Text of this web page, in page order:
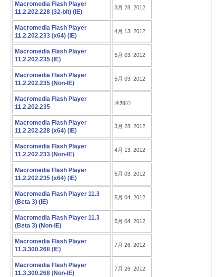
Macromedia Flash Player
11.2.202.228 (32-bit) (IE)
3月 28, 2012
Macromedia Flash Player
11.2.202.233 (x64) (IE)
4月 13, 2012
Macromedia Flash Player
11.2.202.235 (IE)
5月 03, 2012
Macromedia Flash Player
11.2.202.235 (Non-IE)
5月 03, 2012
Macromedia Flash Player
11.2.202.235
未知の
Macromedia Flash Player
11.2.202.228 (x64) (IE)
3月 28, 2012
Macromedia Flash Player
11.2.202.233 (Non-IE)
4月 13, 2012
Macromedia Flash Player
11.2.202.235 (x64) (IE)
5月 03, 2012
Macromedia Flash Player 11.3
(Beta 3) (IE)
5月 04, 2012
Macromedia Flash Player 11.3
(Beta 3) (Non-IE)
5月 04, 2012
Macromedia Flash Player
11.3.300.268 (IE)
7月 26, 2012
Macromedia Flash Player
11.3.300.268 (Non-IE)
7月 26, 2012